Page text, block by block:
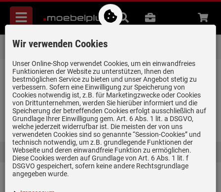
Menü
Suche
B2B Beratung
Über 85.000 positive Bewertungen
Startseite Kleingeräte
Kleingeräte (205)
Allesschneider Entsafter/Zitruspressen Espresso-/
Wir verwenden Cookies
Unser Online-Shop verwendet Cookies, um ein einwandfreies
Funktionieren der Website zu unterstützen, Ihnen den
bestmöglichen Service zu bieten und unser Angebot stetig zu
verbessern. Sofern eine Einwilligung zur Speicherung von
Cookies notwendig ist, z.B. für Marketingzwecke oder Cookies
von Drittunternehmen, werden Sie hierüber informiert und die
Speicherung der betreffenden Cookies erfolgt ausschließlich auf
Grundlage Ihrer Einwilligung gem. Art. 6 Abs. 1 lit. a DSGVO,
welche jederzeit widerrufbar ist. Die meisten der von uns
verwendeten Cookies sind so genannte “Session-Cookies” und
technisch notwendig, um z.B. grundlegende Funktionen der
Webseite und deren einwandfreie Funktion zu ermöglichen.
Diese Cookies werden auf Grundlage von Art. 6 Abs. 1 lit. f
DSGVO gespeichert, sofern keine andere Rechtsgrundlage
angegeben wurde.